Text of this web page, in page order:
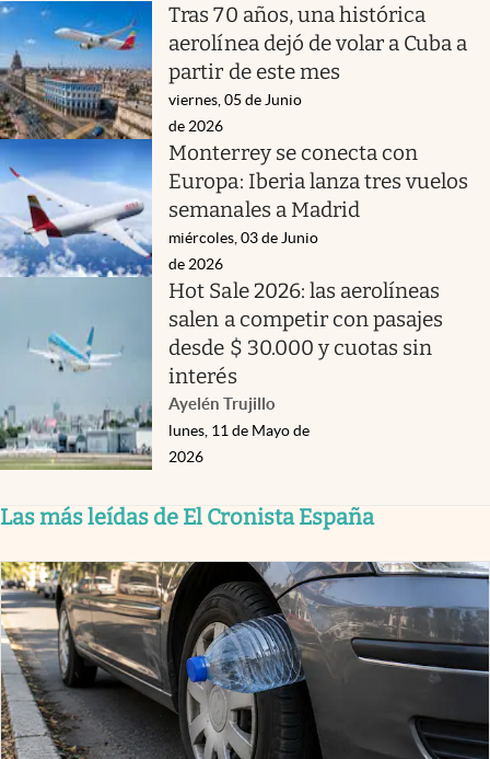
Tras 70 años, una histórica
aerolínea dejó de volar a Cuba a
partir de este mes
viernes, 05 de Junio
de 2026
Monterrey se conecta con
Europa: Iberia lanza tres vuelos
semanales a Madrid
miércoles, 03 de Junio
de 2026
Hot Sale 2026: las aerolíneas
salen a competir con pasajes
desde $ 30.000 y cuotas sin
interés
Ayelén Trujillo
lunes, 11 de Mayo de
2026
Las más leídas de El Cronista España